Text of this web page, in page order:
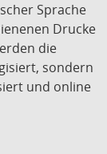
Sprache
Drucke
die
sondern
und online